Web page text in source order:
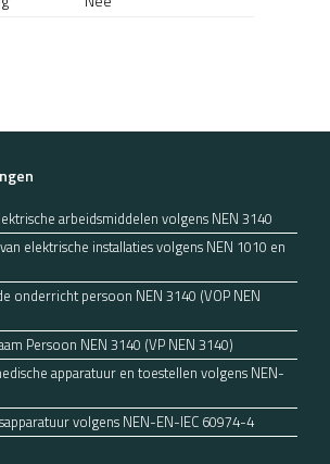
arbeidsmiddelen volgens NEN 3140
elektrische installaties volgens NEN 1010 en
onderricht persoon NEN 3140 (VOP NEN
Persoon NEN 3140 (VP NEN 3140)
apparatuur en toestellen volgens NEN-
volgens NEN-EN-IEC 60974-4